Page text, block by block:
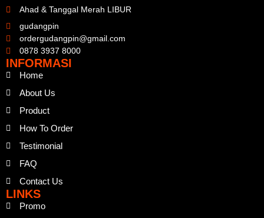
Ahad & Tanggal Merah LIBUR
gudangpin
ordergudangpin@gmail.com
0878 3937 8000
INFORMASI
Home
About Us
Product
How To Order
Testimonial
FAQ
Contact Us
LINKS
Promo